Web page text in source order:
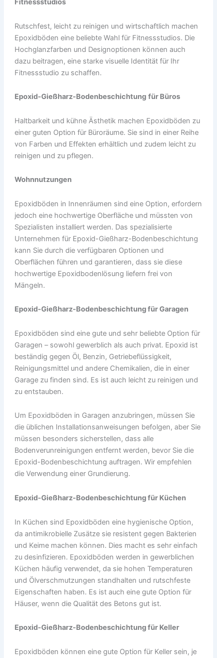
Fitnessstudios
Rutschfest, leicht zu reinigen und wirtschaftlich machen
Epoxidböden eine beliebte Wahl für Fitnessstudios. Die
Hochglanzfarben und Designoptionen können auch
dazu beitragen, eine starke visuelle Identität für Ihr
Fitnessstudio zu schaffen.
Epoxid-Gießharz-Bodenbeschichtung für Büros
Haltbarkeit und kühne Ästhetik machen Epoxidböden zu
einer guten Option für Büroräume. Sie sind in einer Reihe
von Farben und Effekten erhältlich und zudem leicht zu
reinigen und zu pflegen.
Wohnnutzungen
Epoxidböden in Innenräumen sind eine Option, erfordern
jedoch eine hochwertige Oberfläche und müssten von
Spezialisten installiert werden. Das spezialisierte
Unternehmen für Epoxid-Gießharz-Bodenbeschichtung
kann Sie durch die verfügbaren Optionen und
Oberflächen führen und garantieren, dass sie diese
hochwertige Epoxidbodenlösung liefern frei von
Mängeln.
Epoxid-Gießharz-Bodenbeschichtung für Garagen
Epoxidböden sind eine gute und sehr beliebte Option für
Garagen – sowohl gewerblich als auch privat. Epoxid ist
beständig gegen Öl, Benzin, Getriebeflüssigkeit,
Reinigungsmittel und andere Chemikalien, die in einer
Garage zu finden sind. Es ist auch leicht zu reinigen und
zu entstauben.
Um Epoxidböden in Garagen anzubringen, müssen Sie
die üblichen Installationsanweisungen befolgen, aber Sie
müssen besonders sicherstellen, dass alle
Bodenverunreinigungen entfernt werden, bevor Sie die
Epoxid-Bodenbeschichtung auftragen. Wir empfehlen
die Verwendung einer Grundierung.
Epoxid-Gießharz-Bodenbeschichtung für Küchen
In Küchen sind Epoxidböden eine hygienische Option,
da antimikrobielle Zusätze sie resistent gegen Bakterien
und Keime machen können. Dies macht es sehr einfach
zu desinfizieren. Epoxidböden werden in gewerblichen
Küchen häufig verwendet, da sie hohen Temperaturen
und Ölverschmutzungen standhalten und rutschfeste
Eigenschaften haben. Es ist auch eine gute Option für
Häuser, wenn die Qualität des Betons gut ist.
Epoxid-Gießharz-Bodenbeschichtung für Keller
Epoxidböden können eine gute Option für Keller sein, je